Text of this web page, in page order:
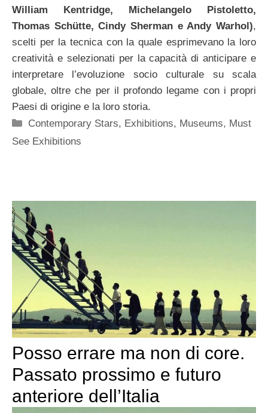
William Kentridge, Michelangelo Pistoletto,
Thomas Schütte, Cindy Sherman e Andy Warhol),
scelti per la tecnica con la quale esprimevano la loro
creatività e selezionati per la capacità di anticipare e
interpretare l’evoluzione socio culturale su scala
globale, oltre che per il profondo legame con i propri
Paesi di origine e la loro storia.
Categorie
Contemporary Stars, Exhibitions, Museums, Must
See Exhibitions
Posso errare ma non di core.
Passato prossimo e futuro
anteriore dell’Italia